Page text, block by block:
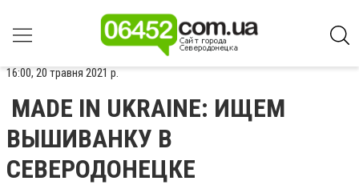
16:00, 20 травня 2021 р.
MADE IN UKRAINE: ИЩЕМ
ВЫШИВАНКУ В
СЕВЕРОДОНЕЦКЕ